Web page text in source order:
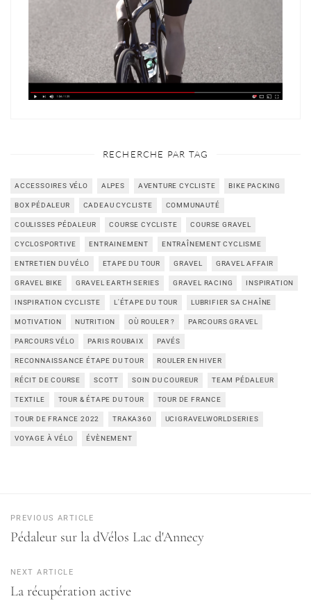
RECHERCHE PAR TAG
ACCESSOIRES VÉLO ALPES AVENTURE CYCLISTE BIKE PACKING
BOX PÉDALEUR CADEAU CYCLISTE COMMUNAUTÉ
COULISSES PÉDALEUR COURSE CYCLISTE COURSE GRAVEL
CYCLOSPORTIVE ENTRAINEMENT ENTRAÎNEMENT CYCLISME
ENTRETIEN DU VÉLO ETAPE DU TOUR GRAVEL GRAVEL AFFAIR
GRAVEL BIKE GRAVEL EARTH SERIES GRAVEL RACING INSPIRATION
INSPIRATION CYCLISTE L'ÉTAPE DU TOUR LUBRIFIER SA CHAÎNE
MOTIVATION NUTRITION OÙ ROULER ? PARCOURS GRAVEL
PARCOURS VÉLO PARIS ROUBAIX PAVÉS
RECONNAISSANCE ÉTAPE DU TOUR ROULER EN HIVER
RÉCIT DE COURSE SCOTT SOIN DU COUREUR TEAM PÉDALEUR
TEXTILE TOUR & ÉTAPE DU TOUR TOUR DE FRANCE
TOUR DE FRANCE 2022 TRAKA360 UCIGRAVELWORLDSERIES
VOYAGE À VÉLO ÉVÈNEMENT
PREVIOUS ARTICLE
Pédaleur sur la dVélos Lac d'Annecy
NEXT ARTICLE
La récupération active